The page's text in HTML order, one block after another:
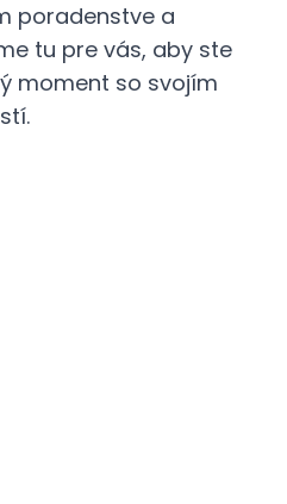
poradenstve a
tu pre vás, aby ste
moment so svojím